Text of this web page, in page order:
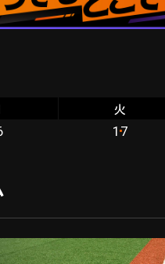
火
17
オリックス VS 千葉ロッテ